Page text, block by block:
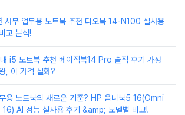
사무 업무용 노트북 추천 다오북 14-N100 실사용
교 분석!
i5 노트북 추천 베이직북14 Pro 솔직 후기 가성
, 이 가격 실화?
용 노트북의 새로운 기준? HP 옴니북5 16(Omni
AI 성능 실사용 후기 &amp; 모델별 비교!